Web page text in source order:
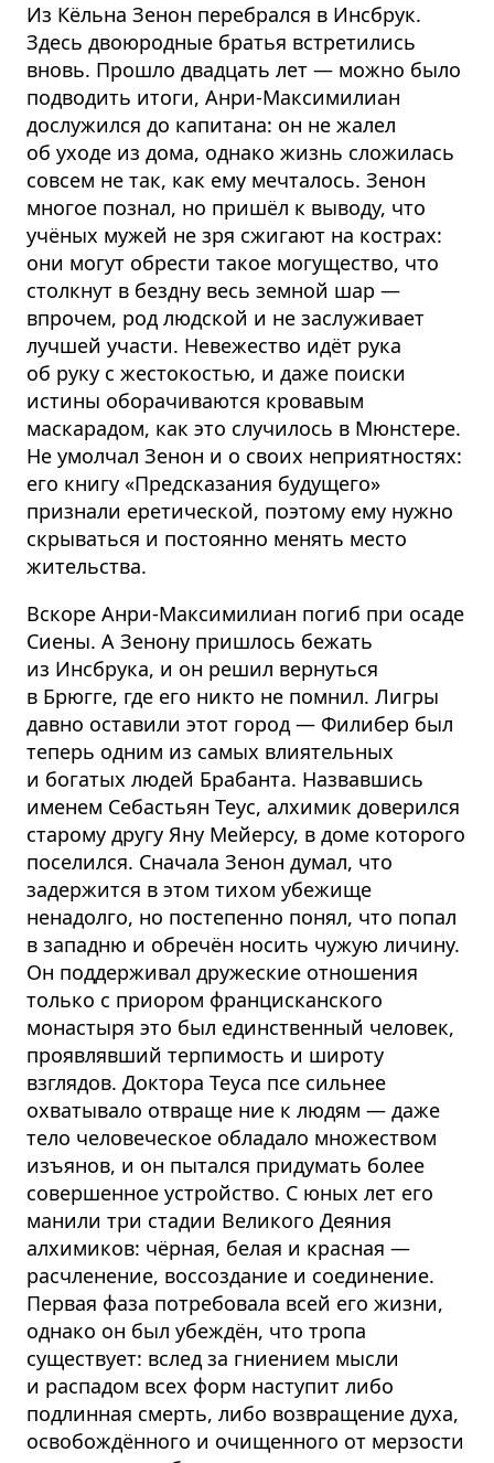
Из Кёльна Зенон перебрался в Инсбрук.
Здесь двоюродные братья встретились
вновь. Прошло двадцать лет — можно было
подводить итоги, Анри-Максимилиан
дослужился до капитана: он не жалел
об уходе из дома, однако жизнь сложилась
совсем не так, как ему мечталось. Зенон
многое познал, но пришёл к выводу, что
учёных мужей не зря сжигают на кострах:
они могут обрести такое могущество, что
столкнут в бездну весь земной шар —
впрочем, род людской и не заслуживает
лучшей участи. Невежество идёт рука
об руку с жестокостью, и даже поиски
истины оборачиваются кровавым
маскарадом, как это случилось в Мюнстере.
Не умолчал Зенон и о своих неприятностях:
его книгу «Предсказания будущего»
признали еретической, поэтому ему нужно
скрываться и постоянно менять место
жительства.
Вскоре Анри-Максимилиан погиб при осаде
Сиены. А Зенону пришлось бежать
из Инсбрука, и он решил вернуться
в Брюгге, где его никто не помнил. Лигры
давно оставили этот город — Филибер был
теперь одним из самых влиятельных
и богатых людей Брабанта. Назвавшись
именем Себастьян Теус, алхимик доверился
старому другу Яну Мейерсу, в доме которого
поселился. Сначала Зенон думал, что
задержится в этом тихом убежище
ненадолго, но постепенно понял, что попал
в западню и обречён носить чужую личину.
Он поддерживал дружеские отношения
только с приором францисканского
монастыря это был единственный человек,
проявлявший терпимость и широту
взглядов. Доктора Теуса псе сильнее
охватывало отвраще ние к людям — даже
тело человеческое обладало множеством
изъянов, и он пытался придумать более
совершенное устройство. С юных лет его
манили три стадии Великого Деяния
алхимиков: чёрная, белая и красная —
расчленение, воссоздание и соединение.
Первая фаза потребовала всей его жизни,
однако он был убеждён, что тропа
существует: вслед за гниением мысли
и распадом всех форм наступит либо
подлинная смерть, либо возвращение духа,
освобождённого и очищенного от мерзости